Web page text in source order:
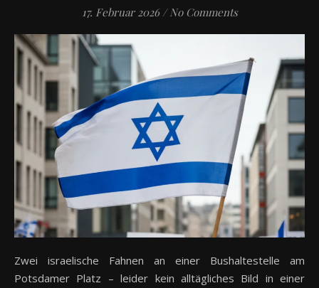
17. Februar 2026 / No Comments
Zwei israelische Fahnen an einer Bushaltestelle am
Potsdamer Platz – leider kein alltägliches Bild in einer